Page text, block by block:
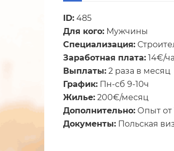
ID: 485
Для кого: Мужчины
Специализация:
Заработная плата: 14€/
Выплаты: 2 раза в месяц
График: Пн-сб 9-10ч
Жилье: 200€/месяц
Дополнительно: Опыт от
Документы: Польская